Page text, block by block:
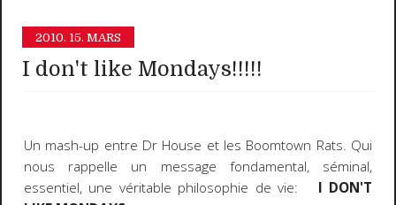
2010. 15. MARS
I don't like Mondays!!!!!
Un mash-up entre Dr House et les Boomtown Rats. Qui
nous rappelle un message fondamental, séminal,
essentiel, une véritable philosophie de vie: I DON'T